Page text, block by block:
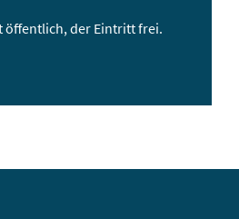
öffentlich, der Eintritt frei.